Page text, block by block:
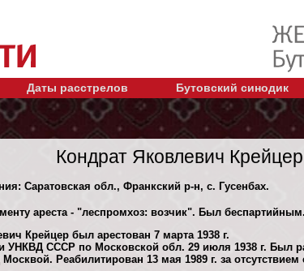
Даты расстрелов Бутовский синодик
Кондрат Яковлевич Крейцер
Саратовская обл., Франкский р-н, с. Гусенбах.
ареста - "леспромхоз: возчик". Был беспартийным.
Крейцер был арестован 7 марта 1938 г.
УНКВД СССР по Московской обл. 29 июля 1938 г. Был
Реабилитирован 13 мая 1989 г. за отсутствием